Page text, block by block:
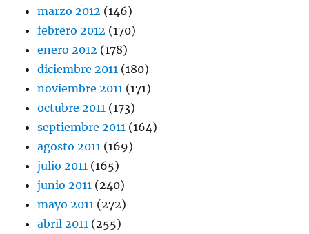
marzo 2012 (146)
febrero 2012 (170)
enero 2012 (178)
diciembre 2011 (180)
noviembre 2011 (171)
octubre 2011 (173)
septiembre 2011 (164)
agosto 2011 (169)
julio 2011 (165)
junio 2011 (240)
mayo 2011 (272)
abril 2011 (255)